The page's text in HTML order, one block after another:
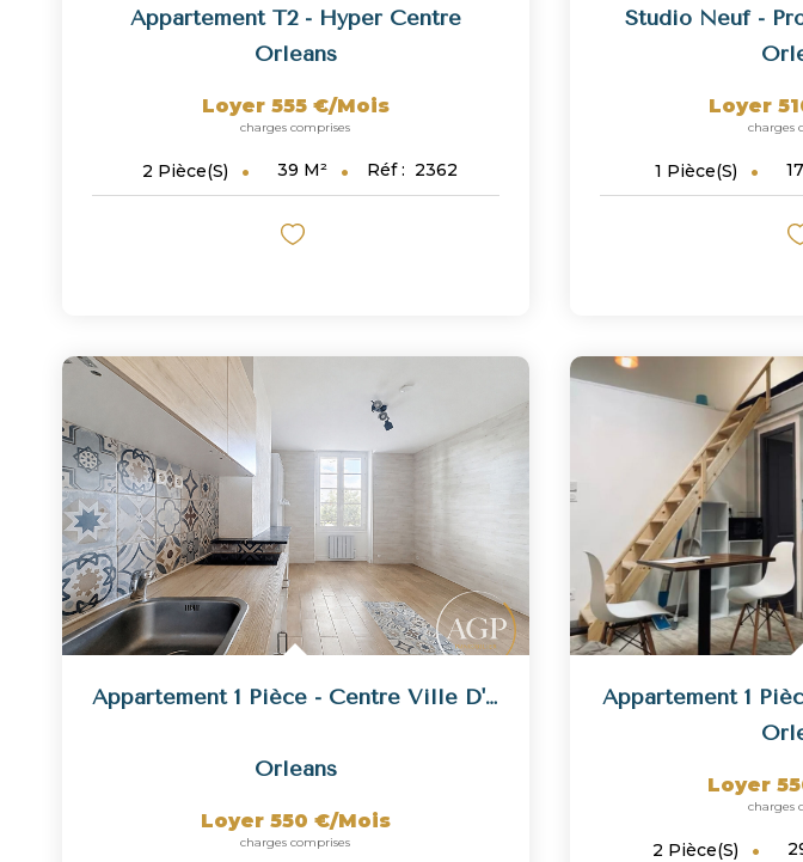
Appartement T2 - Hyper Centre
Orleans
Loyer 555 €/mois
charges comprises
2 Pièce(s) 39 M² Réf : 2362
Studio Neuf -
Loyer
charges
1 Pièce(s) 17
Appartement 1 Pièce - Centre Ville D'Orléans
Orleans
Loyer 550 €/mois
charges comprises
Appartement 1
Loyer
charges
2 Pièce(s)